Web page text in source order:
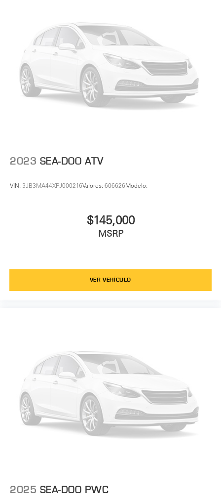
2023 SEA-DOO ATV
VIN: 3JB3MA44XPJ000216Valores: 606626Modelo:
$145,000
MSRP
VER VEHÍCULO
2025 SEA-DOO PWC